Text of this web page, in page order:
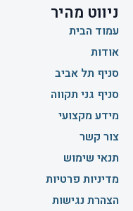
ניווט מהיר
עמוד הבית
אודות
סניף תל אביב
סניף גני תקווה
מידע מקצועי
צור קשר
תנאי שימוש
מדיניות פרטיות
הצהרת נגישות